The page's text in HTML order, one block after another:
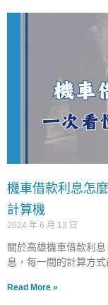
機車借款利息怎
計算機
2024 年 6 月 13 日
關於高雄機車借款利
息，每一間的計算方
Read More »